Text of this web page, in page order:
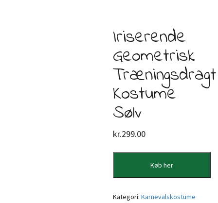
Iriserende
Geometrisk
Træningsdragt
Kostume
Sølv
kr.299.00
Køb her
Kategori:Karnevalskostume